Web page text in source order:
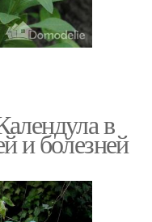
в
и болезней